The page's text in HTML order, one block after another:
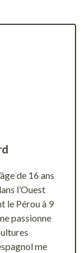
de 16 ans
l’Ouest
le Pérou à 9
passionne
me